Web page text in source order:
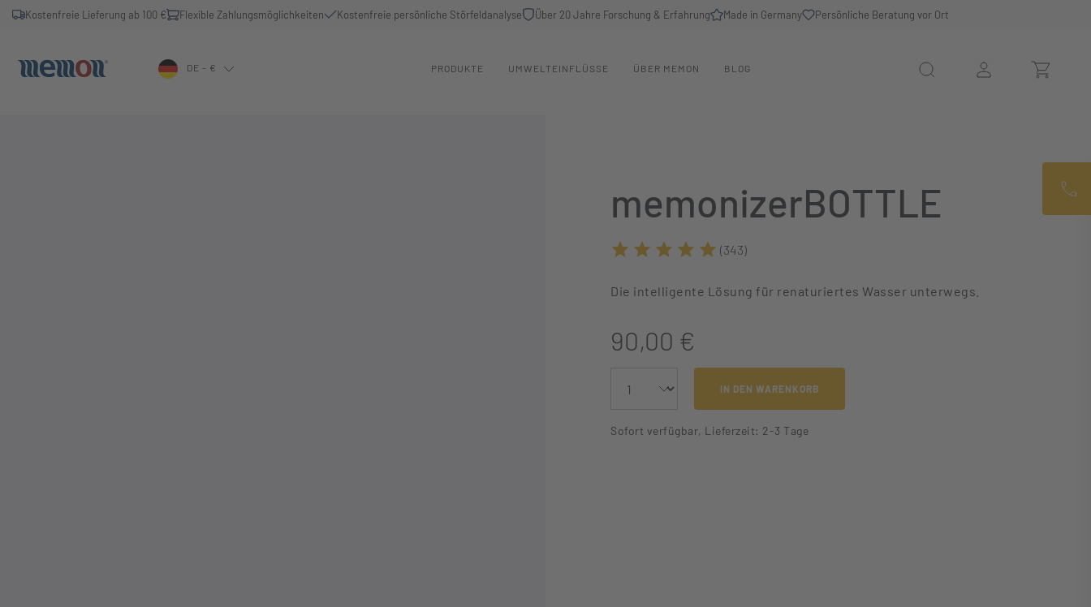
Kostenfreie Lieferung ab 100 € Flexible Zahlungsmöglichkeiten Kostenfreie persönliche Störfeldanalyse Über 20 Jahre Forschung & Erfahrung Made in Germany Persönliche Beratung vor Ort
DE - € PRODUKTE UMWELTEINFLÜSSE ÜBER MEMON BLOG
memonizerBOTTLE
(343)
Die intelligente Lösung für renaturiertes Wasser unterwegs.
90,00 €
IN DEN WARENKORB
Sofort verfügbar, Lieferzeit: 2-3 Tage